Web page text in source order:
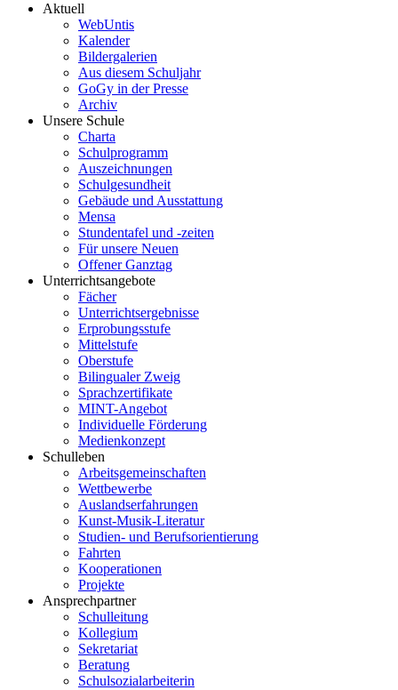
Aktuell
WebUntis
Kalender
Bildergalerien
Aus diesem Schuljahr
GoGy in der Presse
Archiv
Unsere Schule
Charta
Schulprogramm
Auszeichnungen
Schulgesundheit
Gebäude und Ausstattung
Mensa
Stundentafel und -zeiten
Für unsere Neuen
Offener Ganztag
Unterrichtsangebote
Fächer
Unterrichtsergebnisse
Erprobungsstufe
Mittelstufe
Oberstufe
Bilingualer Zweig
Sprachzertifikate
MINT-Angebot
Individuelle Förderung
Medienkonzept
Schulleben
Arbeitsgemeinschaften
Wettbewerbe
Auslandserfahrungen
Kunst-Musik-Literatur
Studien- und Berufsorientierung
Fahrten
Kooperationen
Projekte
Ansprechpartner
Schulleitung
Kollegium
Sekretariat
Beratung
Schulsozialarbeiterin